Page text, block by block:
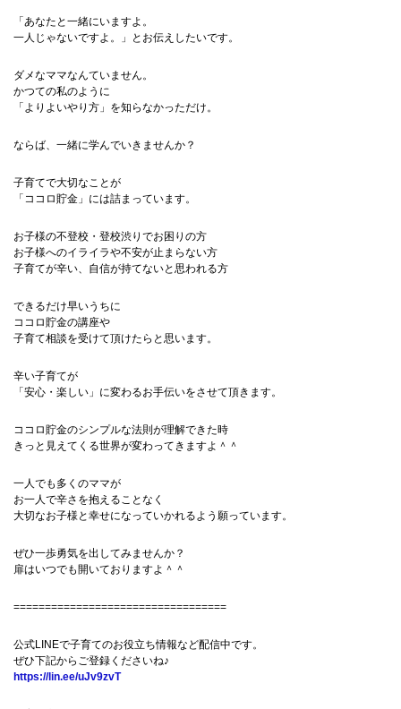
「あなたと一緒にいますよ。
一人じゃないですよ。」とお伝えしたいです。
ダメなママなんていません。
かつての私のように
「よりよいやり方」を知らなかっただけ。
ならば、一緒に学んでいきませんか？
子育てで大切なことが
「ココロ貯金」には詰まっています。
お子様の不登校・登校渋りでお困りの方
お子様へのイライラや不安が止まらない方
子育てが辛い、自信が持てないと思われる方
できるだけ早いうちに
ココロ貯金の講座や
子育て相談を受けて頂けたらと思います。
辛い子育てが
「安心・楽しい」に変わるお手伝いをさせて頂きます。
ココロ貯金のシンプルな法則が理解できた時
きっと見えてくる世界が変わってきますよ＾＾
一人でも多くのママが
お一人で辛さを抱えることなく
大切なお子様と幸せになっていかれるよう願っています。
ぜひ一歩勇気を出してみませんか？
扉はいつでも開いておりますよ＾＾
==================================
公式LINEで子育てのお役立ち情報など配信中です。
ぜひ下記からご登録くださいね♪
https://lin.ee/uJv9zvT